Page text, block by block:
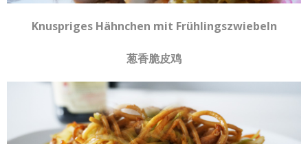
Knuspriges Hähnchen mit Frühlingszwiebeln
葱香脆皮鸡